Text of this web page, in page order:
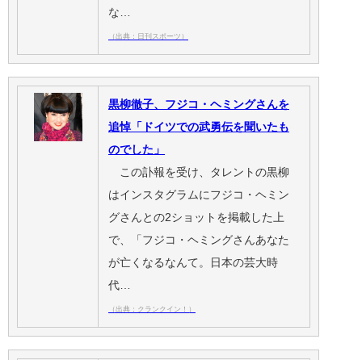
な…
（出典：日刊スポーツ）
黒柳徹子、フジコ・ヘミングさんを
追悼「ドイツでの武勇伝を聞いたも
のでした」
この訃報を受け、タレントの黒柳
はインスタグラムにフジコ・ヘミン
グさんとの2ショットを掲載した上
で、「フジコ・ヘミングさんあなた
が亡くなるなんて。日本の芸大時
代…
（出典：クランクイン！）